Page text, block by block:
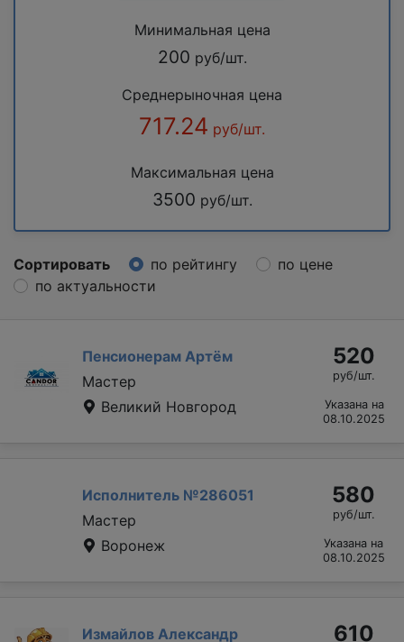
Минимальная цена
200 руб/шт.
Среднерыночная цена
717.24 руб/шт.
Максимальная цена
3500 руб/шт.
Сортировать по рейтингу
по цене
по актуальности
Пенсионерам Артём
Мастер
Великий Новгород
520
руб/шт.
Указана на
08.10.2025
Исполнитель №286051
Мастер
Воронеж
580
руб/шт.
Указана на
08.10.2025
Измайлов Александр
610